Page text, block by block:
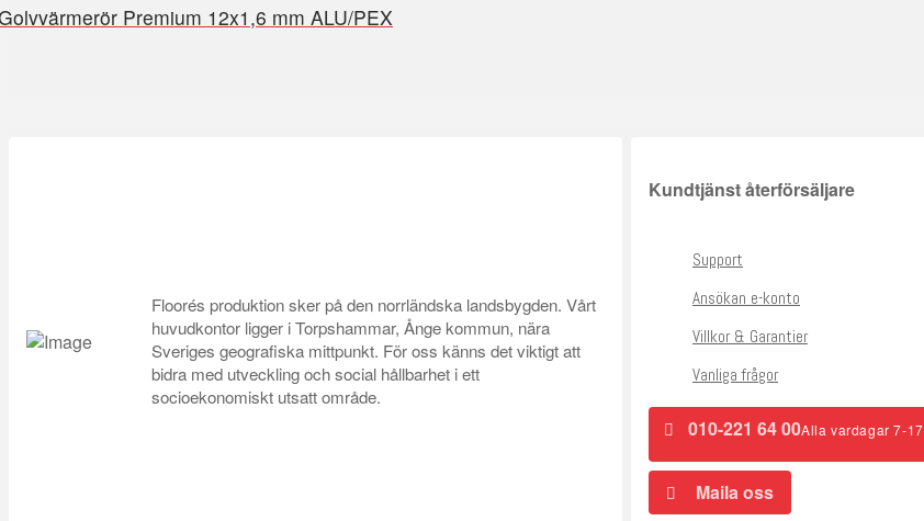
Premium 12x1,6 mm ALU/PEX
Floorés produktion sker på den norrländska landsbygden. Vårt
huvudkontor ligger i Torpshammar, Ånge kommun, nära
Sveriges geografiska mittpunkt. För oss känns det viktigt att
bidra med utveckling och social hållbarhet i ett
socioekonomiskt utsatt område.
Kundtjänst återförsäljare
Support
Ansökan e-konto
Villkor & Garantier
Vanliga frågor
010-221 64 00Alla vardagar 7-17
Maila oss